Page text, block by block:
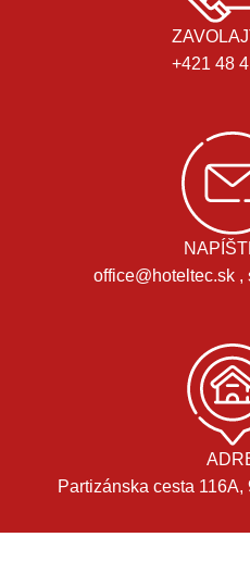
+421 48
office@hoteltec.sk
Partizánska cesta